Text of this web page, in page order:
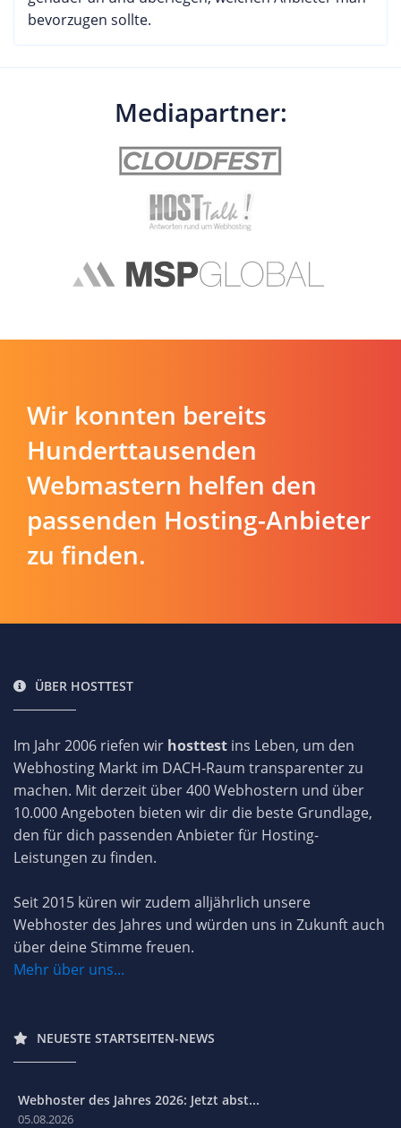
bevorzugen sollte.
Mediapartner:
Wir konnten bereits
Hunderttausenden
Webmastern helfen den
passenden Hosting-Anbieter
zu finden.
ÜBER HOSTTEST
Im Jahr 2006 riefen wir hosttest ins Leben, um den
Webhosting Markt im DACH-Raum transparenter zu
machen. Mit derzeit über 400 Webhostern und über
10.000 Angeboten bieten wir dir die beste Grundlage,
den für dich passenden Anbieter für Hosting-
Leistungen zu finden.
Seit 2015 küren wir zudem alljährlich unsere
Webhoster des Jahres und würden uns in Zukunft auch
über deine Stimme freuen.
Mehr über uns...
NEUESTE STARTSEITEN-NEWS
Webhoster des Jahres 2026: Jetzt abst...
05.08.2026